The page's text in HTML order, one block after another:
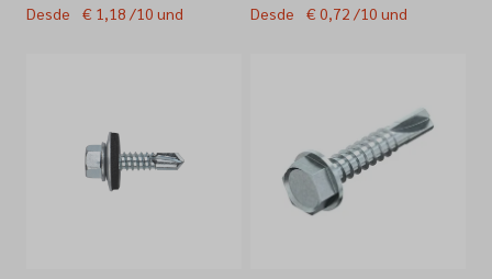
Siga-nos nas redes sociais
Sextavado p/ Viga
Desde € 1,18 /10 und
Sextavado 7504K
Desde € 0,72 /10 und